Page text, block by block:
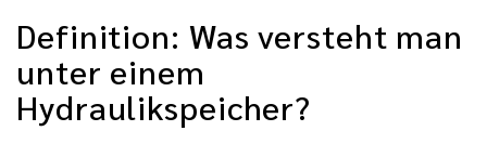
Definition: Was versteht man
unter einem
Hydraulikspeicher?